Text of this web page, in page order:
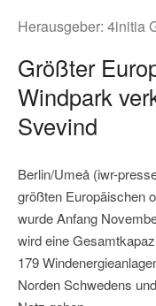
Herausgeber: 4initia
Größter
Windpark
Svevind
Berlin/Umeå (iwr-
größten Europäischen
wurde Anfang
wird eine
179
Norden Schwedens